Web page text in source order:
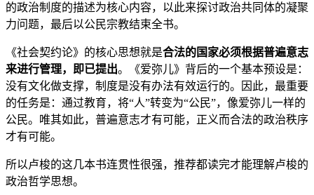
的政治制度的描述为核心内容，以此来探讨政治共同体的凝聚
力问题，最后以公民宗教结束全书。
《社会契约论》的核心思想就是合法的国家必须根据普遍意志
来进行管理，即已提出。《爱弥儿》背后的一个基本预设是：
没有文化做支撑，制度是没有办法有效运行的。因此，最重要
的任务是：通过教育，将“人”转变为“公民”，像爱弥儿一样的
公民。唯其如此，普遍意志才有可能，正义而合法的政治秩序
才有可能。
所以卢梭的这几本书连贯性很强，推荐都读完才能理解卢梭的
政治哲学思想。